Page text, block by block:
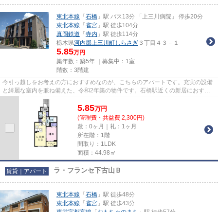
東北本線 「 石橋 」駅 バス13分 「上三川病院」 停歩20分
東北本線 「 雀宮 」駅 徒歩104分
真岡鉄道 「 寺内 」駅 徒歩114分
栃木県河内郡上三川町しらさぎ ３丁目４３－１
5.85万円
築年数：築5年 ｜募集中： 1室
階数：3階建
今引っ越しをお考えの方におすすめなのが、こちらのアパートです。充実の設備
と綺麗な室内を兼ね備えた、令和2年築の物件です。石橋駅近くの新居におすす
め、レイワ・メゾン21の物件情...
5.85万円
(管理費・共益費 2,300円)
敷：0ヶ月｜礼：1ヶ月
所在階：1階
間取り：1LDK
面積：44.98㎡
賃貸｜アパート ラ・フランセ下古山Ｂ
東北本線 「 石橋 」駅 徒歩48分
東北本線 「 雀宮 」駅 徒歩43分